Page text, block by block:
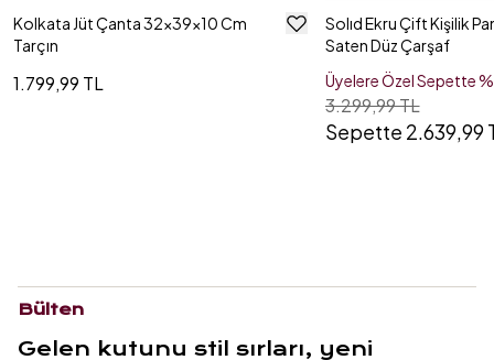
Kolkata Jüt Çanta 32x39x10 Cm
Tarçın
1.799,99 TL
Solıd Ekru Çift Kişilik
Saten Düz Çarşaf
Üyelere Özel Sepette
3.299,99 TL
Sepette 2.639,99
Bülten
Gelen kutunu stil sırları, yeni